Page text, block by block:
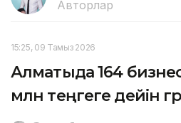
Авторлар
15:25, 09 Тамыз 2026
Алматыда 164
млн теңгеге дейін